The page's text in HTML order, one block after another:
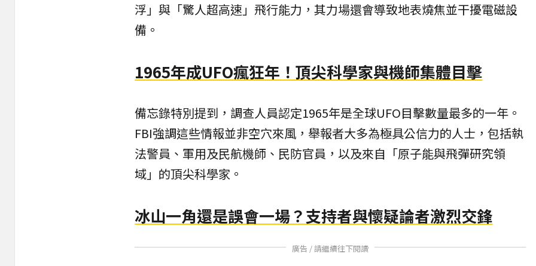
浮」與「驚人超高速」飛行能力，其力場還會導致地表燒焦並干擾電磁設
備。
1965年成UFO瘋狂年！頂尖科學家與機師集體目擊
備忘錄特別提到，調查人員認定1965年是全球UFO目擊數量最多的一年。
FBI強調這些情報並非空穴來風，舉報者大多為極具公信力的人士，包括執
法警員、軍用及民航機師、民防官員，以及來自「原子能與飛彈研究領
域」的頂尖科學家。
冰山一角還是誤會一場？支持者與懷疑論者激烈交鋒
廣告 / 請繼續往下閱讀